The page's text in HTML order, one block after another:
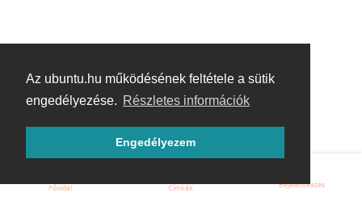
Az ubuntu.hu működésének feltétele a sütik
engedélyezése. Részletes információk
Engedélyezem
Főoldal Címkék Bejelentkezés